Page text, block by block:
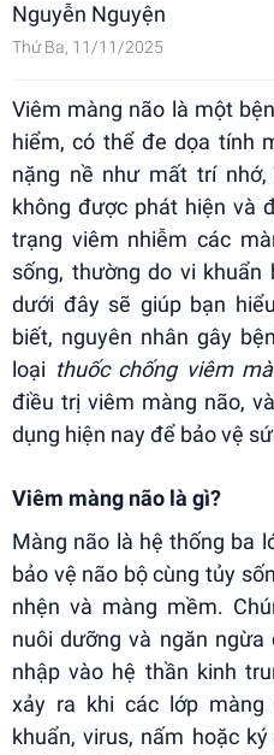
Nguyễn Nguyện
Thứ Ba, 11/11/2025
Viêm màng não là một
hiểm, có thể đe dọa tính
nặng nề như mất trí
không được phát hiện và
trạng viêm nhiễm các
sống, thường do vi khuẩn
dưới đây sẽ giúp bạn
biết, nguyên nhân gây
loại thuốc chống viêm
điều trị viêm màng não,
dụng hiện nay để bảo vệ
Viêm màng não là gì?
Màng não là hệ thống ba
bảo vệ não bộ cùng tủy
nhện và màng mềm.
nuôi dưỡng và ngăn
nhập vào hệ thần kinh
xảy ra khi các lớp
khuẩn, virus, nấm hoặc